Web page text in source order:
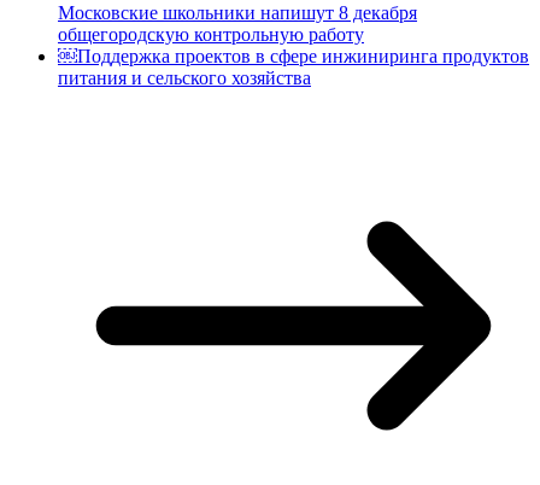
Московские школьники напишут 8 декабря
общегородскую контрольную работу
￼Поддержка проектов в сфере инжиниринга продуктов
питания и сельского хозяйства